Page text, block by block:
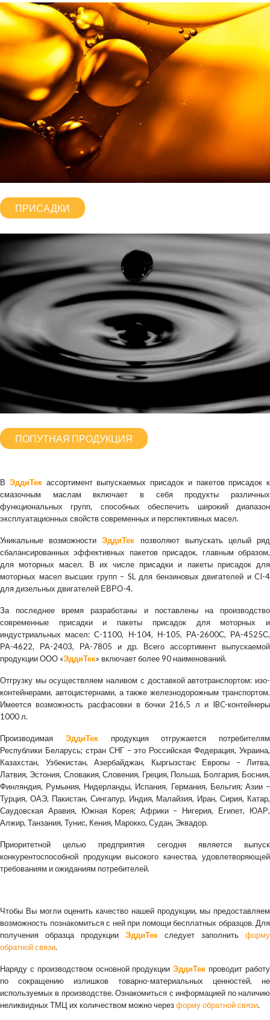
ПРИСАДКИ
ПОПУТНАЯ ПРОДУКЦИЯ
В ЭддиТек ассортимент выпускаемых присадок и пакетов присадок к
смазочным маслам включает в себя продукты различных
функциональных групп, способных обеспечить широкий диапазон
эксплуатационных свойств современных и перспективных масел.
Уникальные возможностиЭддиТек
позволяют выпускать целый ряд
сбалансированных эффективных пакетов присадок, главным образом,
для моторных масел. В их числе присадки и пакеты присадок для
моторных масел высших групп – SL для бензиновых двигателей и CI-4
для дизельных двигателей ЕВРО-4.
За последнее время разработаны и поставлены на производство
современные присадки и пакеты присадок для моторных и
индустриальных масел: С-1100, Н-104, Н-105, РА-2600С, РА-4525С,
РА-4622, РА-2403, РА-7805 и др. Всего ассортимент выпускаемой
продукции ООО «ЭддиТек» включает более 90 наименований.
Отгрузку мы осуществляем наливом с доставкой автотранспортом: изо-
контейнерами, автоцистернами, а также железнодорожным транспортом.
Имеется возможность расфасовки в бочки 216,5 л и IBC-контейнеры
1000 л.
Производимая ЭддиТекпродукция отгружается потребителям
Республики Беларусь; стран СНГ – это Российская Федерация, Украина,
Казахстан, Узбекистан, Азербайджан, Кыргызстан; Европы – Литва,
Латвия, Эстония, Словакия, Словения, Греция, Польша, Болгария, Босния,
Финляндия, Румыния, Нидерланды, Испания, Германия, Бельгия; Азии –
Турция, ОАЭ, Пакистан, Сингапур, Индия, Малайзия, Иран, Сирия, Катар,
Саудовская Аравия, Южная Корея; Африки – Нигерия, Египет, ЮАР,
Алжир, Танзания, Тунис, Кения, Марокко, Судан, Эквадор.
Приоритетной целью предприятия сегодня является выпуск
конкурентоспособной продукции высокого качества, удовлетворяющей
требованиям и ожиданиям потребителей.
Чтобы Вы могли оценить качество нашей продукции, мы предоставляем
возможность познакомиться с ней при помощи бесплатных образцов. Для
получения образца продукции ЭддиТек следует заполнить форму
обратной связи.
Наряду с производством основной продукцииЭддиТек проводит работу
по сокращению излишков товарно-материальных ценностей, не
используемых в производстве. Ознакомиться с информацией по наличию
неликвидных ТМЦ их количеством можно черезформу обратной связи.